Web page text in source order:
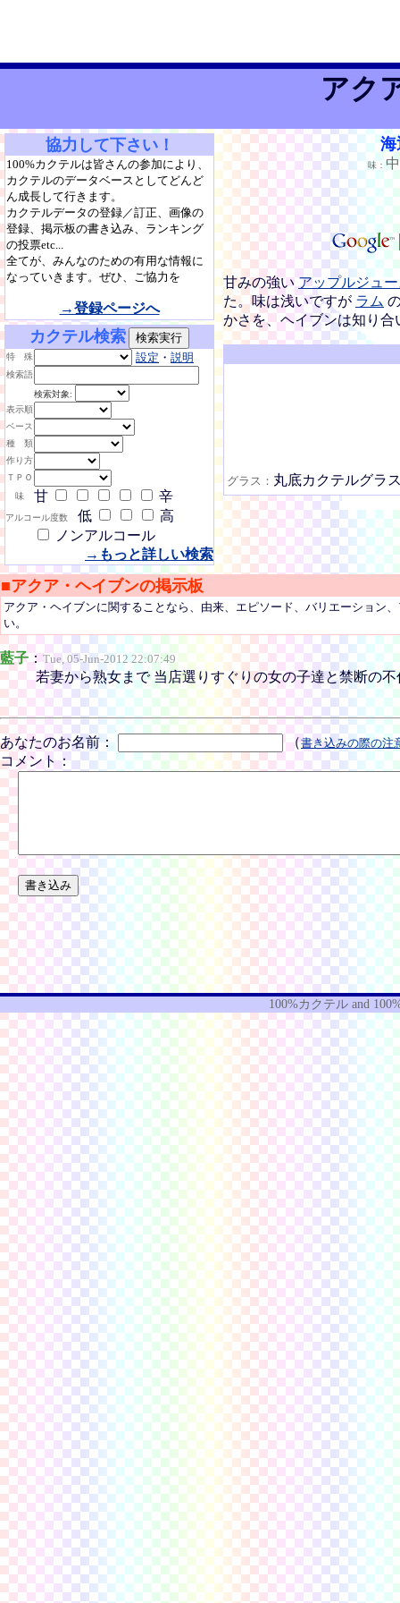
アク
協力して下さい！
100%カクテルは皆さんの参加により、
カクテルのデータベースとしてどんど
ん成長して行きます。
カクテルデータの登録／訂正、画像の
登録、掲示板の書き込み、ランキング
の投票etc...
全てが、みんなのための有用な情報に
なっていきます。ぜひ、ご協力を
→登録ページへ
カクテル検索
特 殊 設定 ・ 説明
検索語
検索対象:
表示順
ベース
種 類
作り方
ＴＰＯ
味
甘 辛
アルコール度数 低
高
ノンアルコール
→もっと詳しい検索
味：
甘みの強いアップルジュ
た。味は浅いですが ラム
かさを、ヘイブンは知り
グラス： 丸底カクテルグラ
■アクア・ヘイブンの掲示板
アクア・ヘイブンに関することなら、由来、エピソード、バリエーション
い。
藍子：Tue, 05-Jun-2012 22:07:49
若妻から熟女まで 当店選りすぐりの女の子達と禁断の
あなたのお名前： （書き込みの際の注
コメント：
100%カクテルand